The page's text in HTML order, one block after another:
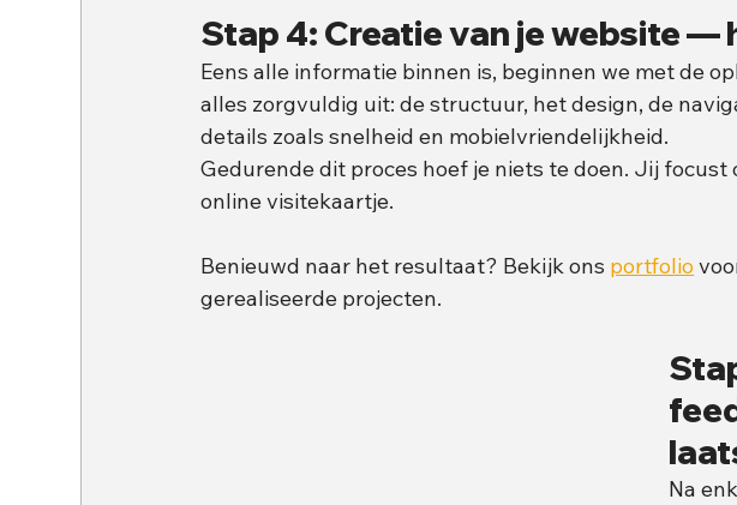
Stap 4: Creatie van je website —
Eens alle informatie binnen is, beginnen we met de
alles zorgvuldig uit: de structuur, het design, de
details zoals snelheid en mobielvriendelijkheid.
Gedurende dit proces hoef je niets te doen. Jij focust
online visitekaartje.
Benieuwd naar het resultaat? Bekijk ons portfolio
gerealiseerde projecten.
Na